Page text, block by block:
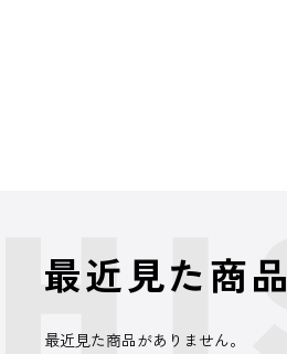
最近見た商品
最近見た商品がありません。